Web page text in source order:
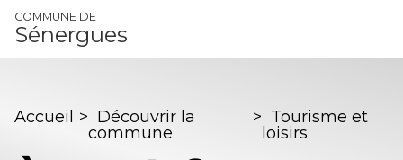
Panneau de gestion des cookies
COMMUNE DE
Sénergues
Accueil > Découvrir la
commune
> Tourisme et
loisirs